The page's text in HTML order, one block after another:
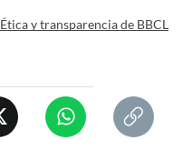
Ética y transparencia de BBCL